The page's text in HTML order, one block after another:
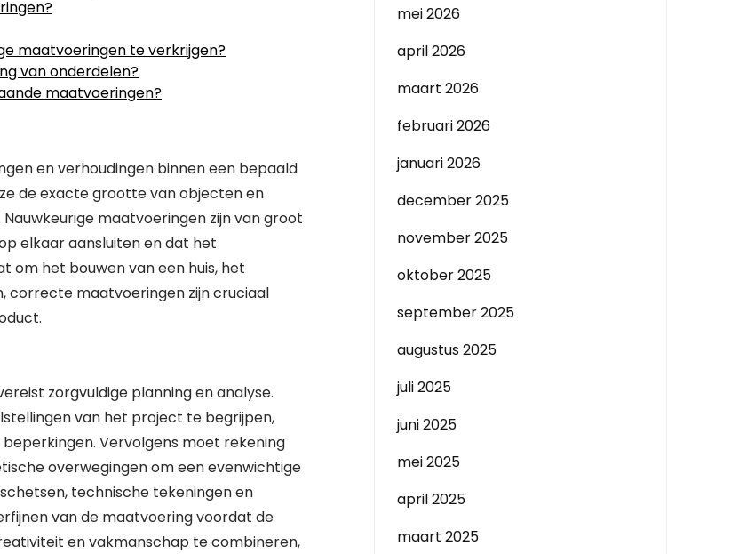
maatvoeringen te verkrijgen?
van onderdelen?
maatvoeringen?
en verhoudingen binnen een bepaald
de exacte grootte van objecten en
maatvoeringen zijn van groot
elkaar aansluiten en dat het
om het bouwen van een huis, het
correcte maatvoeringen zijn cruciaal
zorgvuldige planning en analyse.
van het project te begrijpen,
Vervolgens moet rekening
overwegingen om een evenwichtige
technische tekeningen en
van de maatvoering voordat de
en vakmanschap te combineren,
mei 2026
april 2026
maart 2026
februari 2026
januari 2026
december 2025
november 2025
oktober 2025
september 2025
augustus 2025
juli 2025
juni 2025
mei 2025
april 2025
maart 2025